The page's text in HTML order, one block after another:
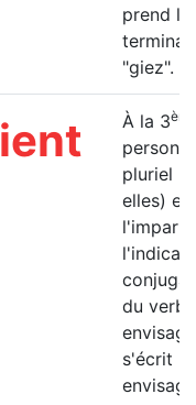
prend la
"giez".
À la 3ème
pluriel
elles) et
du verbe
s'écrit